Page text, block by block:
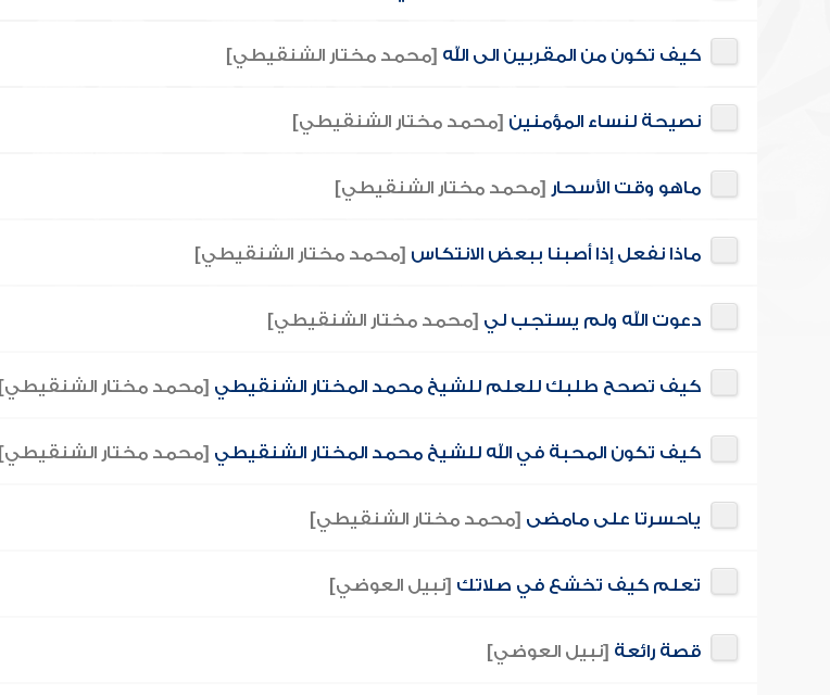
كيف تكون من المقربين الى الله [محمد مختار الشنقيطي]
نصيحة لنساء المؤمنين [محمد مختار الشنقيطي]
ماهو وقت الأسحار [محمد مختار الشنقيطي]
ماذا نفعل إذا أصبنا ببعض الانتكاس [محمد مختار الشنقيطي]
دعوت الله ولم يستجب لي [محمد مختار الشنقيطي]
كيف تصحح طلبك للعلم للشيخ محمد المختار الشنقيطي [محمد مختار الشنقيطي]
كيف تكون المحبة في الله للشيخ محمد المختار الشنقيطي [محمد مختار الشنقيطي]
ياحسرتا على مامضى [محمد مختار الشنقيطي]
تعلم كيف تخشع في صلاتك [نبيل العوضي]
قصة رائعة [نبيل العوضي]